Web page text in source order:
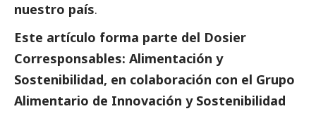
nuestro país.
Este artículo forma parte del Dosier
Corresponsables: Alimentación y
Sostenibilidad, en colaboración con el Grupo
Alimentario de Innovación y Sostenibilidad